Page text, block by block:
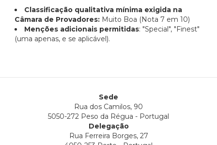
Classificação qualitativa mínima exigida na
Câmara de Provadores: Muito Boa (Nota 7 em 10)
Menções adicionais permitidas: "Special", "Finest"
(uma apenas, e se aplicável).
Sede
Rua dos Camilos, 90
5050-272 Peso da Régua - Portugal
Delegação
Rua Ferreira Borges, 27